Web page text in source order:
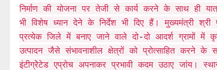
निर्माण की योजना पर तेजी से कार्य करने के साथ ही
भी विशेष ध्यान देने के निर्देश भी दिए हैं। मुख्यमंत्री श्री
प्रत्येक जिले में बनाए जाने वाले दो-दो आदर्श ग्रामों में
उत्पादन जैसे संभावनाशील क्षेत्रों को प्रोत्साहित करने
इंटीग्रेेटेड एप्रोच अपनाकर प्रभावी कदम उठाए जांय।